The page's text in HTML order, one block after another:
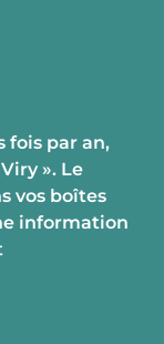
fois par an,
». Le
vos boîtes
information